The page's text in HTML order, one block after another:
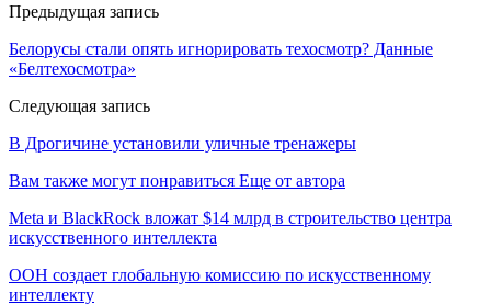
Предыдущая запись
Белорусы стали опять игнорировать техосмотр? Данные
«Белтехосмотра»
Следующая запись
В Дрогичине установили уличные тренажеры
Вам также могут понравиться Еще от автора
Meta и BlackRock вложат $14 млрд в строительство центра
искусственного интеллекта
ООН создает глобальную комиссию по искусственному
интеллекту